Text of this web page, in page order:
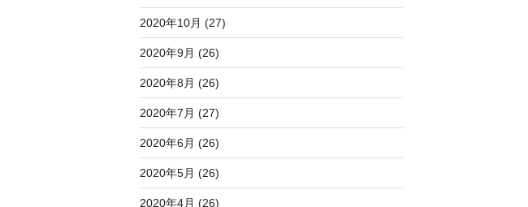
2020年10月 (27)
2020年9月 (26)
2020年8月 (26)
2020年7月 (27)
2020年6月 (26)
2020年5月 (26)
2020年4月 (26)